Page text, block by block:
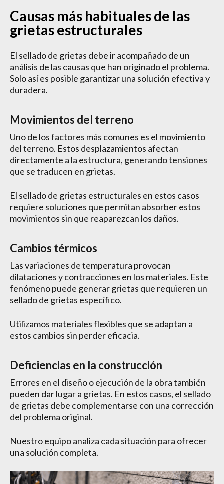
Causas más habituales de las
grietas estructurales
El sellado de grietas debe ir acompañado de un
análisis de las causas que han originado el problema.
Solo así es posible garantizar una solución efectiva y
duradera.
Movimientos del terreno
Uno de los factores más comunes es el movimiento
del terreno. Estos desplazamientos afectan
directamente a la estructura, generando tensiones
que se traducen en grietas.
El sellado de grietas estructurales en estos casos
requiere soluciones que permitan absorber estos
movimientos sin que reaparezcan los daños.
Cambios térmicos
Las variaciones de temperatura provocan
dilataciones y contracciones en los materiales. Este
fenómeno puede generar grietas que requieren un
sellado de grietas específico.
Utilizamos materiales flexibles que se adaptan a
estos cambios sin perder eficacia.
Deficiencias en la construcción
Errores en el diseño o ejecución de la obra también
pueden dar lugar a grietas. En estos casos, el sellado
de grietas debe complementarse con una corrección
del problema original.
Nuestro equipo analiza cada situación para ofrecer
una solución completa.